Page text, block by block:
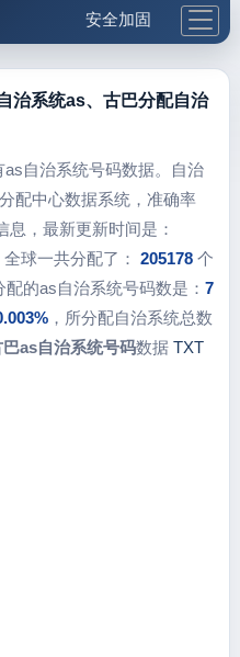
安全加固
更多工具
治系统as、古巴分配自治
as自治系统号码数据。自治
配中心数据系统，准确率
，最新更新时间是：
球一共分配了： 205178个
的as自治系统号码数是： 7
，所分配自治系统总数
巴as自治系统号码数据 TXT